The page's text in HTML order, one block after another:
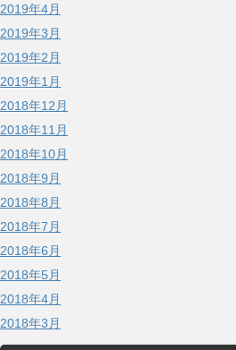
2019年4月
2019年3月
2019年2月
2019年1月
2018年12月
2018年11月
2018年10月
2018年9月
2018年8月
2018年7月
2018年6月
2018年5月
2018年4月
2018年3月